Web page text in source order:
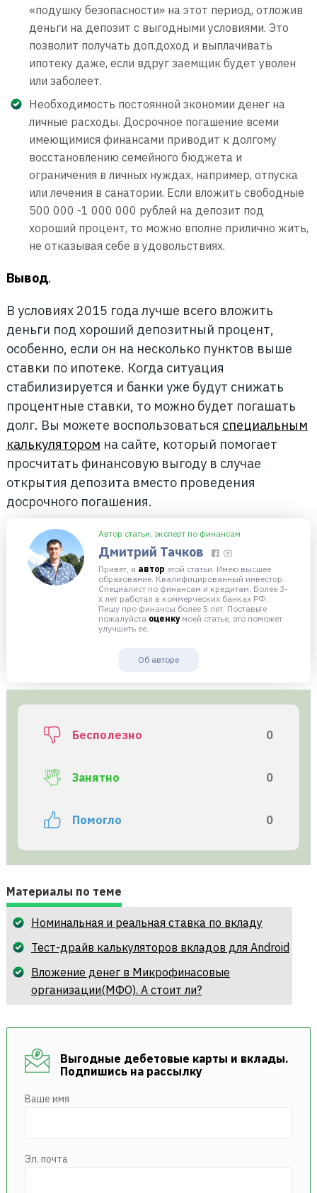
«подушку безопасности» на этот период, отложив
деньги на депозит с выгодными условиями. Это
позволит получать доп.доход и выплачивать
ипотеку даже, если вдруг заемщик будет уволен
или заболеет.
Необходимость постоянной экономии денег на
личные расходы. Досрочное погашение всеми
имеющимися финансами приводит к долгому
восстановлению семейного бюджета и
ограничения в личных нуждах, например, отпуска
или лечения в санатории. Если вложить свободные
500 000 -1 000 000 рублей на депозит под
хороший процент, то можно вполне прилично жить,
не отказывая себе в удовольствиях.
Вывод.
В условиях 2015 года лучше всего вложить
деньги под хороший депозитный процент,
особенно, если он на несколько пунктов выше
ставки по ипотеке. Когда ситуация
стабилизируется и банки уже будут снижать
процентные ставки, то можно будет погашать
долг. Вы можете воспользоваться специальным
калькулятором на сайте, который помогает
просчитать финансовую выгоду в случае
открытия депозита вместо проведения
досрочного погашения.
Автор статьи, эксперт по финансам
Дмитрий Тачков
Привет, я автор этой статьи. Имею высшее
образование. Квалифицированный инвестор.
Специалист по финансам и кредитам. Более 3-
х лет работал в коммерческих банках РФ.
Пишу про финансы более 5 лет. Поставьте
пожалуйста оценкумоей статье, это поможет
улучшить ее.
Об авторе
Бесполезно 0
Занятно 0
Помогло 0
Материалы по теме
Номинальная и реальная ставка по вкладу
Тест-драйв калькуляторов вкладов для Android
Вложение денег в Микрофинасовые
организации(МФО). А стоит ли?
Выгодные дебетовые карты и вклады.
Подпишись на рассылку
Ваше имя
Эл. почта